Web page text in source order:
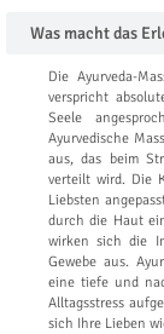
Was macht das
Die Ayurveda-
verspricht
Seele
Ayurvedische
aus, das beim
verteilt wird. Die
Liebsten
durch die Haut
wirken sich die
Gewebe aus.
eine tiefe und
Alltagsstress
sich Ihre Lieben